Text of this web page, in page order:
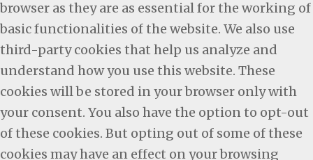
browser as they are as essential for the working of
basic functionalities of the website. We also use
third-party cookies that help us analyze and
understand how you use this website. These
cookies will be stored in your browser only with
your consent. You also have the option to opt-out
of these cookies. But opting out of some of these
cookies may have an effect on your browsing